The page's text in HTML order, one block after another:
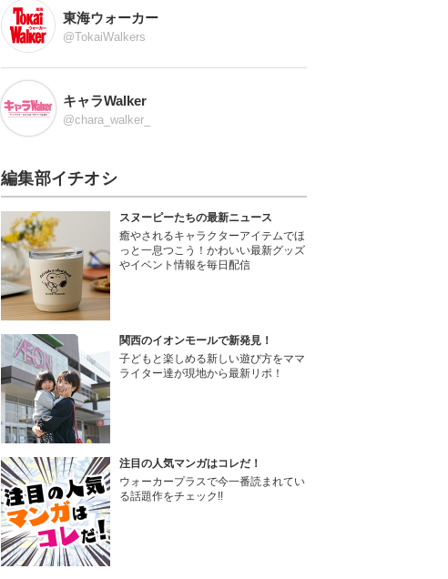
東海ウォーカー
@TokaiWalkers
キャラWalker
@chara_walker_
編集部イチオシ
スヌーピーたちの最新ニュース
癒やされるキャラクターアイテムでほ
っと一息つこう！かわいい最新グッズ
やイベント情報を毎日配信
関西のイオンモールで新発見！
子どもと楽しめる新しい遊び方をママ
ライター達が現地から最新リポ！
注目の人気マンガはコレだ！
ウォーカープラスで今一番読まれてい
る話題作をチェック!!